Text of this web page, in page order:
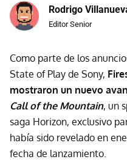
Rodrigo
Editor Senior
Como parte de los
State of Play de Sony,
mostraron un nuevo
Call of the Mountain, un
saga Horizon, exclusivo
había sido revelado en
fecha de lanzamiento.